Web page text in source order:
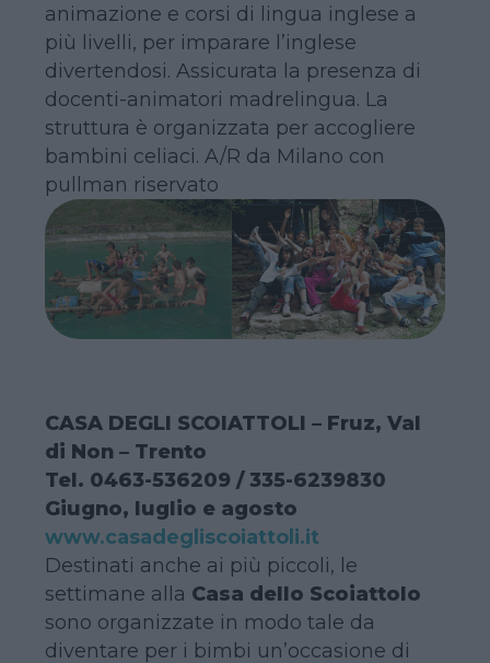
animazione e corsi di lingua inglese a
più livelli, per imparare l’inglese
divertendosi. Assicurata la presenza di
docenti-animatori madrelingua. La
struttura è organizzata per accogliere
bambini celiaci. A/R da Milano con
pullman riservato
CASA DEGLI SCOIATTOLI – Fruz, Val
di Non – Trento
Tel. 0463-536209 / 335-6239830
Giugno, luglio e agosto
www.casadegliscoiattoli.it
Destinati anche ai più piccoli, le
settimane alla Casa dello Scoiattolo
sono organizzate in modo tale da
diventare per i bimbi un’occasione di